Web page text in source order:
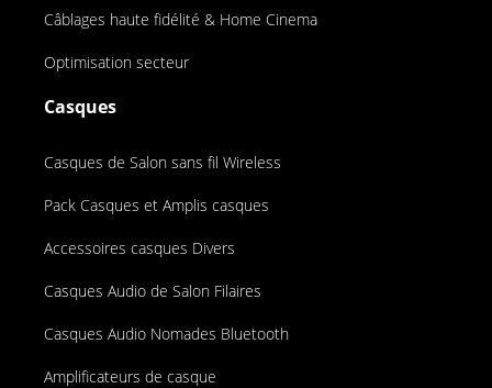
Câblages haute fidélité & Home Cinema
Optimisation secteur
Casques
Casques de Salon sans fil Wireless
Pack Casques et Amplis casques
Accessoires casques Divers
Casques Audio de Salon Filaires
Casques Audio Nomades Bluetooth
Amplificateurs de casque